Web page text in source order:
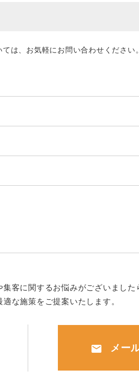
は、お気軽にお問い合わせください
客に関するお悩みがございまし
な施策をご提案いたします。
mail メー